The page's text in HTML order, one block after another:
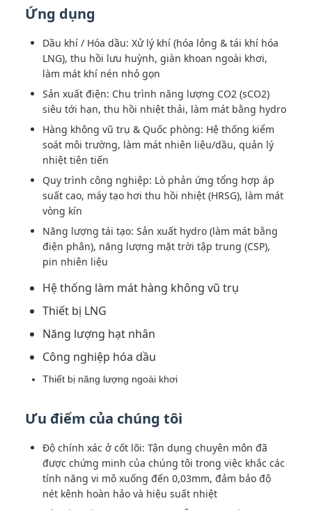
Ứng dụng
Dầu khí / Hóa dầu: Xử lý khí (hóa lỏng & tái khí hóa
LNG), thu hồi lưu huỳnh, giàn khoan ngoài khơi,
làm mát khí nén nhỏ gọn
Sản xuất điện: Chu trình năng lượng CO2 (sCO2)
siêu tới hạn, thu hồi nhiệt thải, làm mát bằng hydro
Hàng không vũ trụ & Quốc phòng: Hệ thống kiểm
soát môi trường, làm mát nhiên liệu/dầu, quản lý
nhiệt tiên tiến
Quy trình công nghiệp: Lò phản ứng tổng hợp áp
suất cao, máy tạo hơi thu hồi nhiệt (HRSG), làm mát
vòng kín
Năng lượng tái tạo: Sản xuất hydro (làm mát bằng
điện phân), năng lượng mặt trời tập trung (CSP),
pin nhiên liệu
Hệ thống làm mát hàng không vũ trụ
Thiết bị LNG
Năng lượng hạt nhân
Công nghiệp hóa dầu
Thiết bị năng lượng ngoài khơi
Ưu điểm của chúng tôi
Độ chính xác ở cốt lõi: Tận dụng chuyên môn đã
được chứng minh của chúng tôi trong việc khắc các
tính năng vi mô xuống đến 0,03mm, đảm bảo độ
nét kênh hoàn hảo và hiệu suất nhiệt